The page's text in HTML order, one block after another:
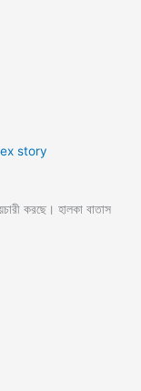
sex story
করছে। হালকা বাতাস